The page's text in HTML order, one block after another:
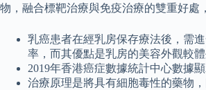
物，融合標靶治療與免疫治療的雙重好處
乳癌患者在經乳房保存療法後，需
率，而其優點是乳房的美容外觀較體
2019年香港癌症數據統計中心數據
治療原理是將具有細胞毒性的藥物